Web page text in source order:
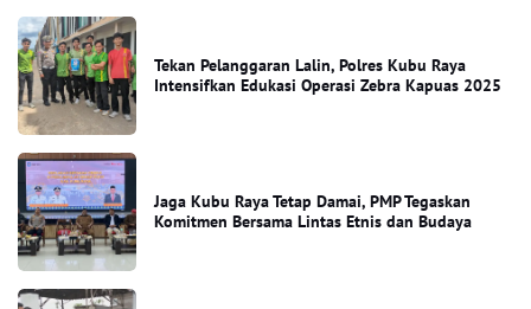
Tekan Pelanggaran Lalin, Polres Kubu Raya
Intensifkan Edukasi Operasi Zebra Kapuas 2025
Jaga Kubu Raya Tetap Damai, PMP Tegaskan
Komitmen Bersama Lintas Etnis dan Budaya